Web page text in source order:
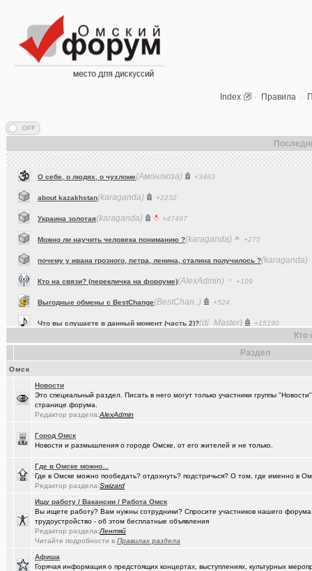
Index · Правила ·
about kazakhstan(karaganda) +2232
Украина золотая(karaganda) +47497
Можно ли научить человека пониманию ?(karaganda)
почему у ивана грозного, петра, ленина, сталина получилось ?
Кто на связи? (перекличка на фороуме)(AlexAdmin) +109
Выгодные обмены с BestChange(BestChan..) +524
Что вы слушаете в данный момент (часть 2)?(dj_Master)
Коррекция зрения в Омске(Baryga i..) +416
Услуги гравировки и лазерной резки.(Valera56..) +98
Составить родословную по документам госархивов
Смысл жизни и наука
Ваш топ исполнителей?(Kebbos) +1
Сын думает куда пойти учиться
Респираторы и маски...Время пришло? Короновирус уже в Омске
СИМ(Aljexeй) +2
НЕ рекомендую из посл, просмотренного мной
Рекомендую из посл, просмотренного мной
Раздел
Омск
Новости
Это специальный раздел. Писать в него могут только участники группы
странице форума.
Редактор раздела:AlexAdmin
Город Омск
Новости и размышления о городе Омске, от его жителей и не только.
Где в Омске можно...
Где в Омске можно пообедать? отдохнуть? подстричься? О том, где именно в
Редактор раздела:Swizard
Ищу работу / Вакансии / Работа Омск
Вы ищете работу? Вам нужны сотрудники? Спросите участников нашего
трудоустройство - об этом бесплатные объявления
Редактор раздела:Лентяй
Читайте подробности в Правилах раздела
Афиша
Горячая информация о предстоящих концертах, выступлениях, культурных